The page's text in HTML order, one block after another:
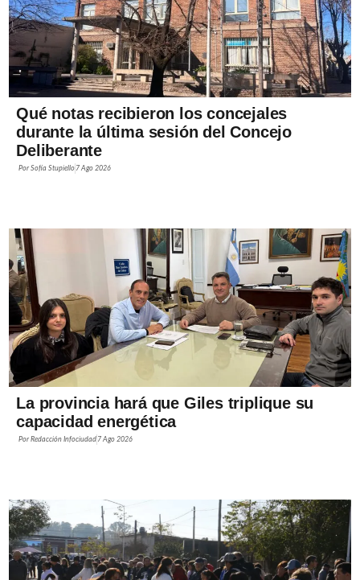
Qué notas recibieron los concejales
durante la última sesión del Concejo
Deliberante
PorSofía Stupiello 7 Ago 2026
La provincia hará que Giles triplique su
capacidad energética
PorRedacción Infociudad 7 Ago 2026